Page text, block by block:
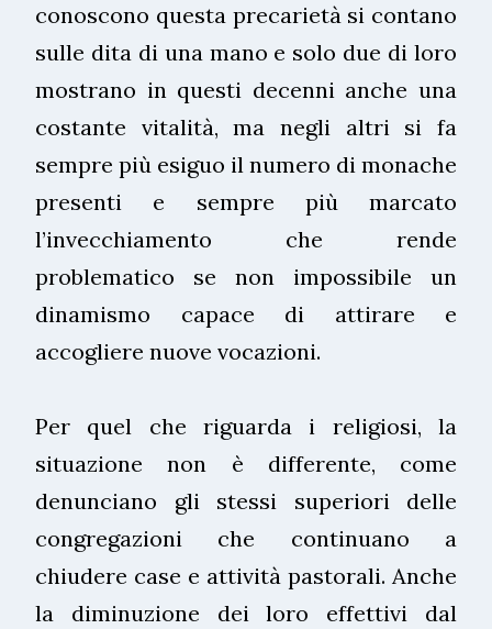
conoscono questa precarietà si contano
sulle dita di una mano e solo due di loro
mostrano in questi decenni anche una
costante vitalità, ma negli altri si fa
sempre più esiguo il numero di monache
presenti e sempre più marcato
l’invecchiamento che rende
problematico se non impossibile un
dinamismo capace di attirare e
accogliere nuove vocazioni.
Per quel che riguarda i religiosi, la
situazione non è differente, come
denunciano gli stessi superiori delle
congregazioni che continuano a
chiudere case e attività pastorali. Anche
la diminuzione dei loro effettivi dal